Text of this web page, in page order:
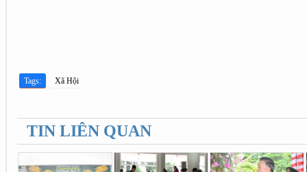
Tags: Xã Hội
TIN LIÊN QUAN